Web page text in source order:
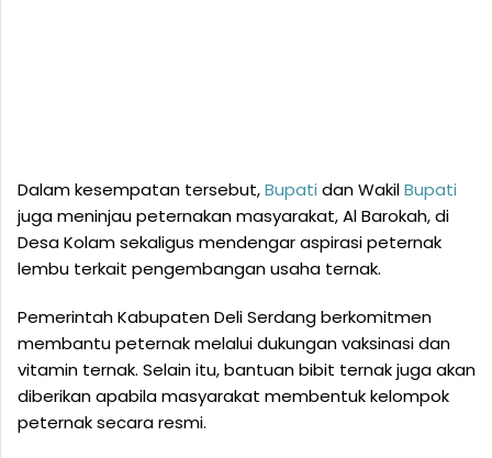
Dalam kesempatan tersebut,Bupati dan WakilBupati
juga meninjau peternakan masyarakat, Al Barokah, di
Desa Kolam sekaligus mendengar aspirasi peternak
lembu terkait pengembangan usaha ternak.
Pemerintah Kabupaten Deli Serdang berkomitmen
membantu peternak melalui dukungan vaksinasi dan
vitamin ternak. Selain itu, bantuan bibit ternak juga akan
diberikan apabila masyarakat membentuk kelompok
peternak secara resmi.